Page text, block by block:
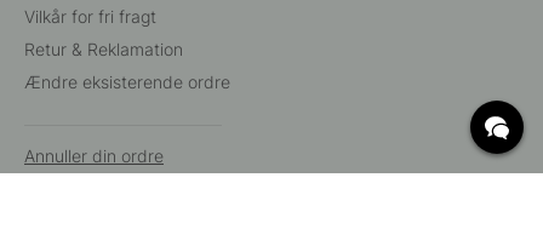
Vilkår for fri fragt
Retur & Reklamation
Ændre eksisterende ordre
Annuller din ordre